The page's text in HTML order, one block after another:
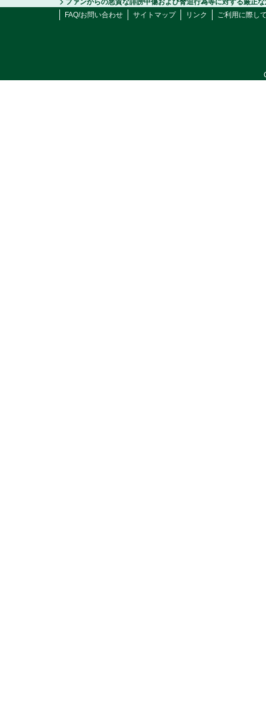
ファンからの悪質な誹謗中傷および脅迫行為等に対する厳正
FAQ/お問い合わせ
サイトマップ リンク ご利用に際し